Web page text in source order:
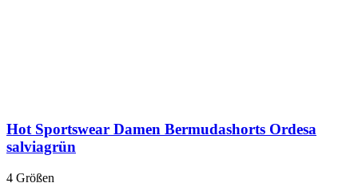
Hot Sportswear Damen Bermudashorts Ordesa
salviagrün
4 Größen